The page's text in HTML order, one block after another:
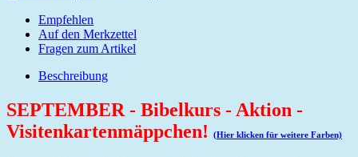
Empfehlen
Auf den Merkzettel
Fragen zum Artikel
Beschreibung
SEPTEMBER - Bibelkurs - Aktion -
Visitenkartenmäppchen!
(Hier klicken für weitere Farben)